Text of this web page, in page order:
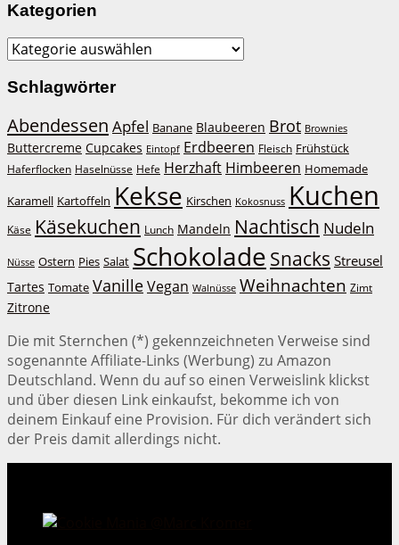
Kategorien
Kategorien
Schlagwörter
Abendessen Apfel Banane Blaubeeren Brot Brownies
Buttercreme Cupcakes Eintopf Erdbeeren Fleisch Frühstück
Haferflocken Haselnüsse Hefe Herzhaft Himbeeren Homemade
Karamell Kartoffeln Kekse Kirschen Kokosnuss Kuchen
Käse Käsekuchen Lunch Mandeln Nachtisch Nudeln
Nüsse Ostern Pies Salat Schokolade Snacks Streusel
Tartes Tomate VanilleVegan Walnüsse Weihnachten Zimt
Zitrone
Die mit Sternchen (*) gekennzeichneten Verweise sind
sogenannte Affiliate-Links (Werbung) zu Amazon
Deutschland. Wenn du auf so einen Verweislink klickst
und über diesen Link einkaufst, bekomme ich von
deinem Einkauf eine Provision. Für dich verändert sich
der Preis damit allerdings nicht.